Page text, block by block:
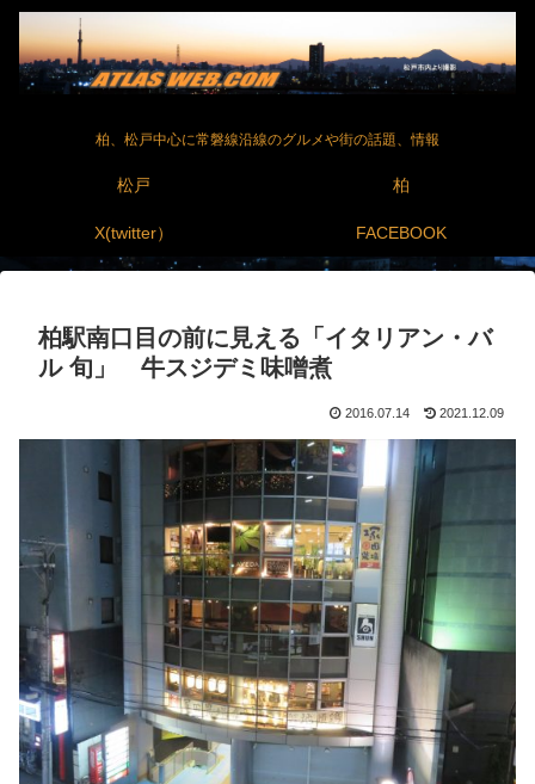
柏、松戸中心に常磐線沿線のグルメや街の話題、情報
松戸 柏
X(twitter） FACEBOOK
柏駅南口目の前に見える「イタリアン・バ
ル 旬」 牛スジデミ味噌煮
2016.07.14 2021.12.09